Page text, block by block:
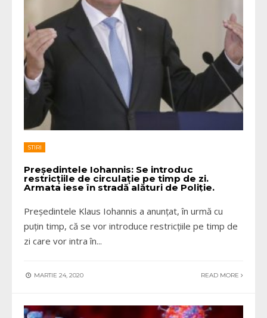
STIRI
Președintele Iohannis: Se introduc
restricțiile de circulație pe timp de zi.
Armata iese în stradă alături de Poliție.
Președintele Klaus Iohannis a anunțat, în urmă cu
puțin timp, că se vor introduce restricțiile pe timp de
zi care vor intra în...
MARTIE 24, 2020 READ MORE